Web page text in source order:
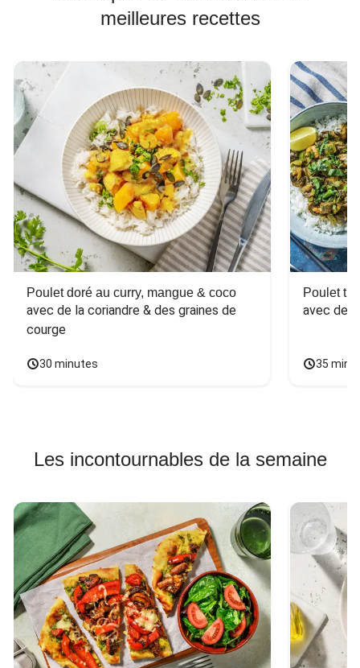
meilleures recettes
Poulet doré au curry, mangue & coco
avec de la coriandre & des graines de
courge
30 minutes
Poulet
avec des
35
Les incontournables de la semaine